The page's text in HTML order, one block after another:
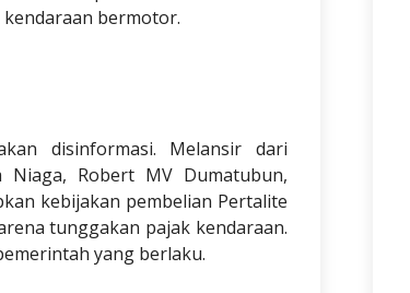
bermotor.
disinformasi. Melansir dari
Niaga, Robert MV Dumatubun,
kebijakan pembelian Pertalite
tunggakan pajak kendaraan.
yang berlaku.